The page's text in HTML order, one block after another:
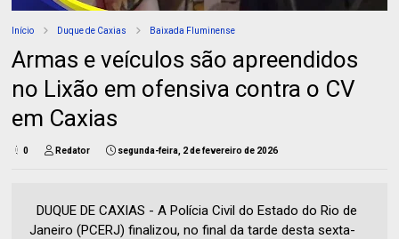
Início Duque de Caxias Baixada Fluminense
Armas e veículos são apreendidos
no Lixão em ofensiva contra o CV
em Caxias
0 Redator segunda-feira, 2 de fevereiro de 2026
DUQUE DE CAXIAS - A Polícia Civil do Estado do Rio de
Janeiro (PCERJ) finalizou, no final da tarde desta sexta-